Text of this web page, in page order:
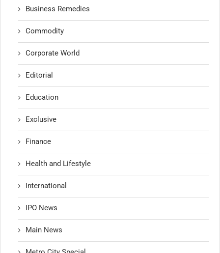
Business Remedies
Commodity
Corporate World
Editorial
Education
Exclusive
Finance
Health and Lifestyle
International
IPO News
Main News